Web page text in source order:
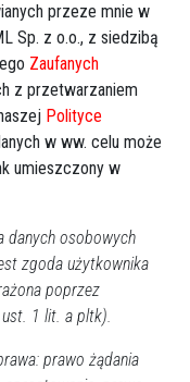
sami, gdyby ktoś
przeze mnie w
Sp. z o.o., z siedzibą
Zaufanych
z przetwarzaniem
Polityce
w ww. celu może
umieszczony w
danych osobowych
zgoda użytkownika
poprzez
1 lit. a pltk).
prawo żądania